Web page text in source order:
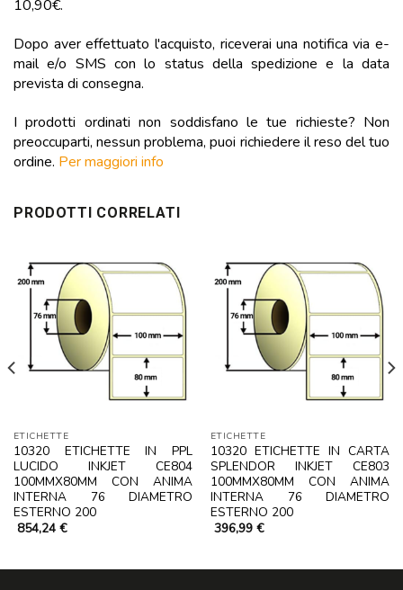
10,90€.
Dopo aver effettuato l'acquisto, riceverai una notifica via e-
mail e/o SMS con lo status della spedizione e la data
prevista di consegna.
I prodotti ordinati non soddisfano le tue richieste? Non
preoccuparti, nessun problema, puoi richiedere il reso del tuo
ordine. Per maggiori info
PRODOTTI CORRELATI
ETICHETTE
10320 ETICHETTE IN PPL
LUCIDO INKJET CE804
100MMX80MM CON ANIMA
INTERNA 76 DIAMETRO
ESTERNO 200
854,24 €
ETICHETTE
10320 ETICHETTE IN CARTA
SPLENDOR INKJET CE803
100MMX80MM CON ANIMA
INTERNA 76 DIAMETRO
ESTERNO 200
396,99 €